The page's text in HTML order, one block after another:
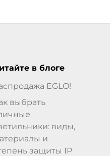
в блоге
EGLO!
выбрать
виды,
и
защиты IP